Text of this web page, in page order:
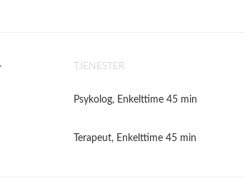
TJENESTER
Psykolog, Enkelttime 45 min
Terapeut, Enkelttime 45 min